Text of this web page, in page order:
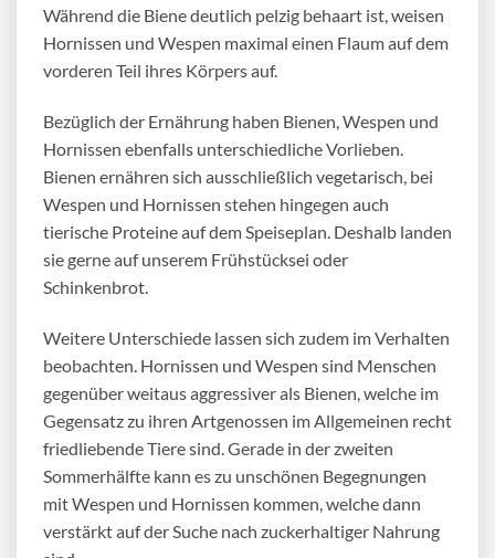
Während die Biene deutlich pelzig behaart ist, weisen
Hornissen und Wespen maximal einen Flaum auf dem
vorderen Teil ihres Körpers auf.
Bezüglich der Ernährung haben Bienen, Wespen und
Hornissen ebenfalls unterschiedliche Vorlieben.
Bienen ernähren sich ausschließlich vegetarisch, bei
Wespen und Hornissen stehen hingegen auch
tierische Proteine auf dem Speiseplan. Deshalb landen
sie gerne auf unserem Frühstücksei oder
Schinkenbrot.
Weitere Unterschiede lassen sich zudem im Verhalten
beobachten. Hornissen und Wespen sind Menschen
gegenüber weitaus aggressiver als Bienen, welche im
Gegensatz zu ihren Artgenossen im Allgemeinen recht
friedliebende Tiere sind. Gerade in der zweiten
Sommerhälfte kann es zu unschönen Begegnungen
mit Wespen und Hornissen kommen, welche dann
verstärkt auf der Suche nach zuckerhaltiger Nahrung